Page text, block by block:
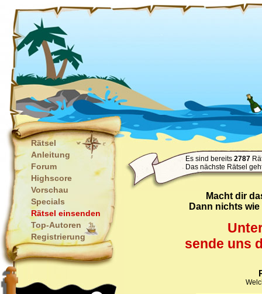
Rätsel
Anleitung
Forum
Highscore
Vorschau
Specials
Rätsel einsenden
Top-Autoren
Registrierung
Es sind bereits 2787
Das nächste Rätsel
Macht dir
Dann nichts
sende uns